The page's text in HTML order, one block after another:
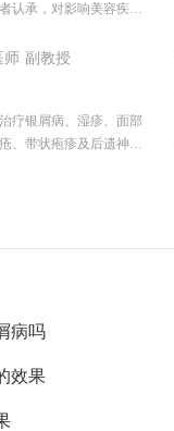
认承，对影响美容疾患
师 副教授
疗银屑病、湿疹、面部
、带状疱疹及后遗神经
病吗
效果